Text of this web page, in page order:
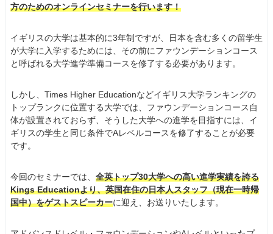
方のためのオンラインセミナーを行います！
イギリスの大学は基本的に3年制ですが、日本を含む多くの留学生
が大学に入学するためには、その前にファウンデーションコース
と呼ばれる大学進学準備コースを修了する必要があります。
しかし、Times Higher Educationなどイギリス大学ランキングの
トップランクに位置する大学では、ファウンデーションコース自
体が設置されておらず、そうした大学への進学を目指すには、イ
ギリスの学生と同じ条件でAレベルコースを修了することが必要
です。
今回のセミナーでは、 全英トップ30大学への高い進学実績を誇る
Kings Educationより、英国在住の日本人スタッフ（現在一時帰
国中）をゲストスピーカーに迎え、お送りいたします。